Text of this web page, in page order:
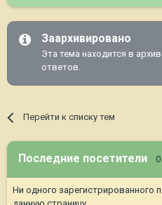
Заархивировано
Эта тема находится в
ответов.
Перейти к списку тем
Последние посетители
Ни одного зарегистрированного